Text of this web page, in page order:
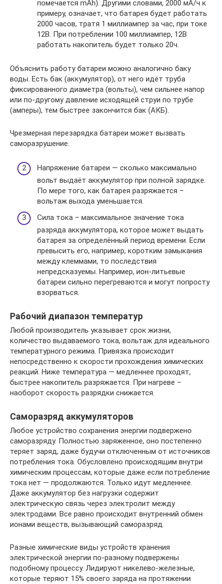
помечается mAh). Другими словами, 2000 мА/ч к
примеру, означает, что батарея будет работать
2000 часов, тратя 1 миллиампер за час, при токе
12В. При потреблении 100 миллиампер, 12В
работать накопитель будет только 20ч.
Объяснить работу батареи можно аналогично баку
воды. Есть бак (аккумулятор), от него идёт труба
фиксированного диаметра (вольты), чем сильнее напор
или по-другому давление исходящей струи по трубе
(амперы), тем быстрее закончится бак (АКБ).
Чрезмерная перезарядка батареи может вызвать
саморазрушение.
Напряжение батареи — сколько максимально
вольт выдаёт аккумулятор при полной зарядке.
По мере того, как батарея разряжается –
вольтаж выхода уменьшается.
Сила тока – максимальное значение тока
разряда аккумулятора, которое может выдать
батарея за определённый период времени. Если
превысить его, например, коротким замыкания
между клеммами, то последствия
непредсказуемы. Например, ион-литьевые
батареи сильно перегреваются и могут попросту
взорваться.
Рабочий диапазон температур
Любой производитель указывает срок жизни,
количество выдаваемого тока, вольтаж для идеального
температурного режима. Привязка происходит
непосредственно к скорости прохождения химических
реакций. Ниже температура — медленнее проходят,
быстрее накопитель разряжается. При нагреве –
наоборот скорость разрядки снижается.
Саморазряд аккумуляторов
Любое устройство сохранения энергии подвержено
саморазряду. Полностью заряженное, оно постепенно
теряет заряд, даже будучи отключенным от источников
потребления тока. Обусловлено происходящим внутри
химическим процессам, которые даже если потребление
тока нет — продолжаются. Только идут медленнее.
Даже аккумулятор без нагрузки содержит
электрическую связь через электролит между
электродами. Все равно происходит внутренний обмен
ионами веществ, вызывающий саморазряд.
Разные химические виды устройств хранения
электрической энергии по-разному подвержены
подобному процессу. Лидируют никелево-железные,
которые теряют 15% своего заряда на протяжении